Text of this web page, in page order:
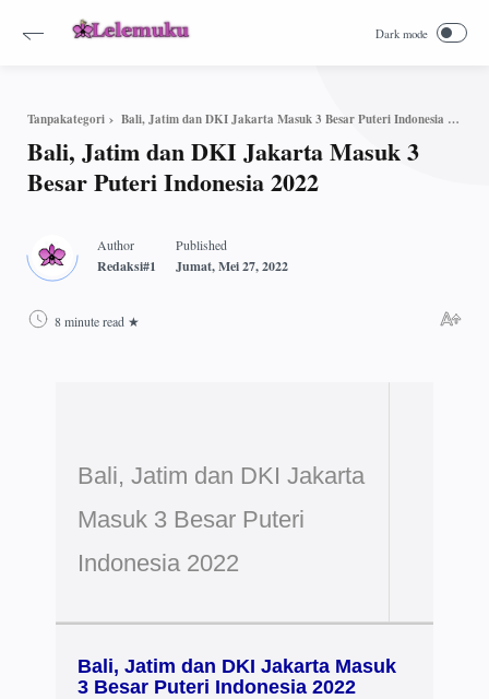
Tanpakategori Bali, Jatim dan DKI Jakarta Masuk 3 Besar Puteri Indonesia 2022
Bali, Jatim dan DKI Jakarta Masuk 3
Besar Puteri Indonesia 2022
8 minute read
Bali, Jatim dan DKI Jakarta
Masuk 3 Besar Puteri
Indonesia 2022
Bali, Jatim dan DKI Jakarta Masuk
3 Besar Puteri Indonesia 2022